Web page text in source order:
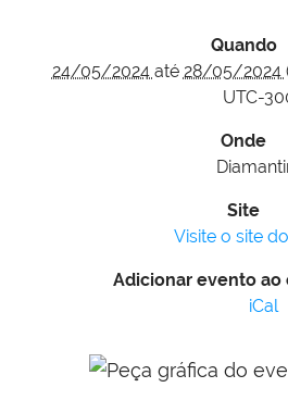
Quando
24/05/2024 até 28/05/2024
UTC-
Onde
Site
Visite o site
Adicionar evento ao
iCal